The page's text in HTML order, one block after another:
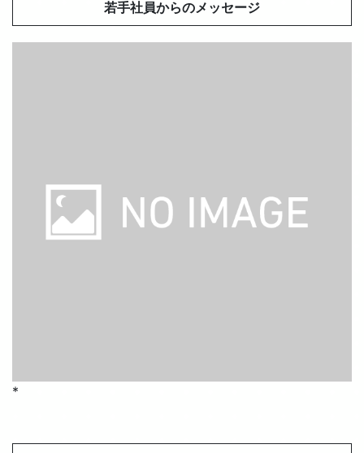
若手社員からのメッセージ
*